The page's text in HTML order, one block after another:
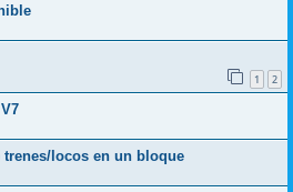
1 2
trenes/locos en un bloque